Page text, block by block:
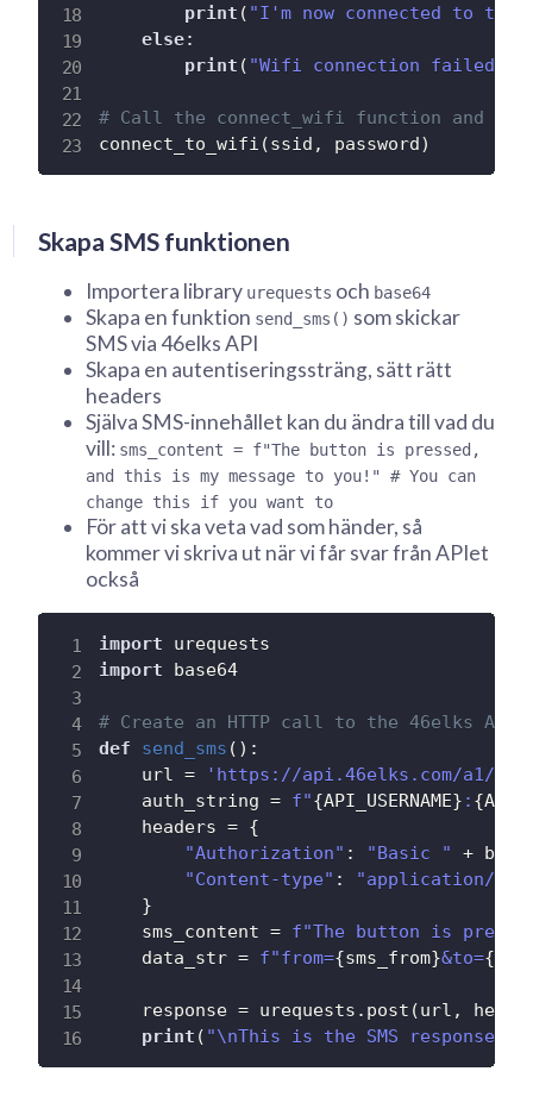
print ( "I'm now connected to
else:
print ( "Wifi connection failed
# Call the connect_wifi function and
connect_to_wifi (ssid , password)
Skapa SMS funktionen
Importera library urequests och base64
Skapa en funktion send_sms() som skickar
SMS via 46elks API
Skapa en autentiseringssträng, sätt rätt
headers
Själva SMS-innehållet kan du ändra till vad du
vill: sms_content = f"The button is pressed,
and this is my message to you!" # You can
change this if you want to
För att vi ska veta vad som händer, så
kommer vi skriva ut när vi får svar från APIet
också
import
import base64
# Create an HTTP call to the 46elks API
def
send_sms ( ) :
    url
=
'https://api.46elks.com/a1/
    auth_string
= f"{API_USERNAME} : {
    headers
= {
"Authorization" : "Basic " +
"Content-type" :
"application/x-
}
    sms_content
= f"The button is
    data_str
= f"from={sms_from}&to={
    response
= urequests . post (url ,
print ( "\nThis is the SMS response